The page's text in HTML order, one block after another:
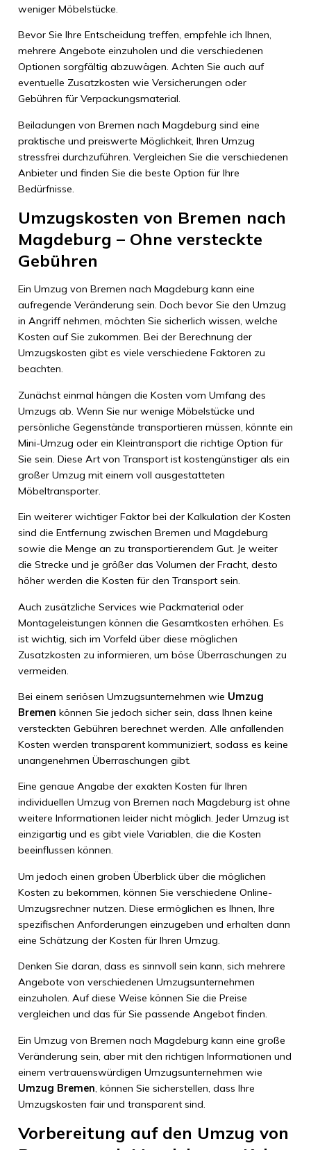
weniger Möbelstücke.
Bevor Sie Ihre Entscheidung treffen, empfehle ich Ihnen,
mehrere Angebote einzuholen und die verschiedenen
Optionen sorgfältig abzuwägen. Achten Sie auch auf
eventuelle Zusatzkosten wie Versicherungen oder
Gebühren für Verpackungsmaterial.
Beiladungen von Bremen nach Magdeburg sind eine
praktische und preiswerte Möglichkeit, Ihren Umzug
stressfrei durchzuführen. Vergleichen Sie die verschiedenen
Anbieter und finden Sie die beste Option für Ihre
Bedürfnisse.
Umzugskosten von Bremen nach
Magdeburg – Ohne versteckte
Gebühren
Ein Umzug von Bremen nach Magdeburg kann eine
aufregende Veränderung sein. Doch bevor Sie den Umzug
in Angriff nehmen, möchten Sie sicherlich wissen, welche
Kosten auf Sie zukommen. Bei der Berechnung der
Umzugskosten gibt es viele verschiedene Faktoren zu
beachten.
Zunächst einmal hängen die Kosten vom Umfang des
Umzugs ab. Wenn Sie nur wenige Möbelstücke und
persönliche Gegenstände transportieren müssen, könnte ein
Mini-Umzug oder ein Kleintransport die richtige Option für
Sie sein. Diese Art von Transport ist kostengünstiger als ein
großer Umzug mit einem voll ausgestatteten
Möbeltransporter.
Ein weiterer wichtiger Faktor bei der Kalkulation der Kosten
sind die Entfernung zwischen Bremen und Magdeburg
sowie die Menge an zu transportierendem Gut. Je weiter
die Strecke und je größer das Volumen der Fracht, desto
höher werden die Kosten für den Transport sein.
Auch zusätzliche Services wie Packmaterial oder
Montageleistungen können die Gesamtkosten erhöhen. Es
ist wichtig, sich im Vorfeld über diese möglichen
Zusatzkosten zu informieren, um böse Überraschungen zu
vermeiden.
Bei einem seriösen Umzugsunternehmen wie Umzug
Bremen können Sie jedoch sicher sein, dass Ihnen keine
versteckten Gebühren berechnet werden. Alle anfallenden
Kosten werden transparent kommuniziert, sodass es keine
unangenehmen Überraschungen gibt.
Eine genaue Angabe der exakten Kosten für Ihren
individuellen Umzug von Bremen nach Magdeburg ist ohne
weitere Informationen leider nicht möglich. Jeder Umzug ist
einzigartig und es gibt viele Variablen, die die Kosten
beeinflussen können.
Um jedoch einen groben Überblick über die möglichen
Kosten zu bekommen, können Sie verschiedene Online-
Umzugsrechner nutzen. Diese ermöglichen es Ihnen, Ihre
spezifischen Anforderungen einzugeben und erhalten dann
eine Schätzung der Kosten für Ihren Umzug.
Denken Sie daran, dass es sinnvoll sein kann, sich mehrere
Angebote von verschiedenen Umzugsunternehmen
einzuholen. Auf diese Weise können Sie die Preise
vergleichen und das für Sie passende Angebot finden.
Ein Umzug von Bremen nach Magdeburg kann eine große
Veränderung sein, aber mit den richtigen Informationen und
einem vertrauenswürdigen Umzugsunternehmen wie
Umzug Bremen , können Sie sicherstellen, dass Ihre
Umzugskosten fair und transparent sind.
Vorbereitung auf den Umzug von